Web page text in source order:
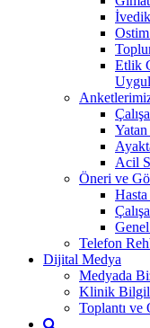
Etlik
Acil
Öneri ve
Telefon
Dijital Medya
Medyada
Klinik
Toplantı ve